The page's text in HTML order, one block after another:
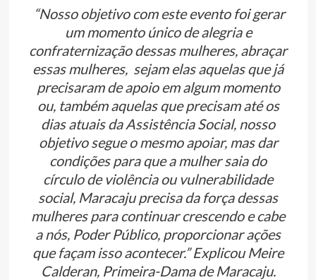
“Nosso objetivo com este evento foi gerar
um momento único de alegria e
confraternização dessas mulheres, abraçar
essas mulheres, sejam elas aquelas que já
precisaram de apoio em algum momento
ou, também aquelas que precisam até os
dias atuais da Assistência Social, nosso
objetivo segue o mesmo apoiar, mas dar
condições para que a mulher saia do
círculo de violência ou vulnerabilidade
social, Maracaju precisa da força dessas
mulheres para continuar crescendo e cabe
a nós, Poder Público, proporcionar ações
que façam isso acontecer.” Explicou Meire
Calderan, Primeira-Dama de Maracaju.